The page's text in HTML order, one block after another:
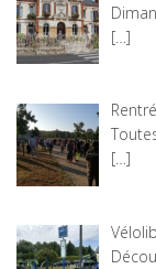
[…]
[…]